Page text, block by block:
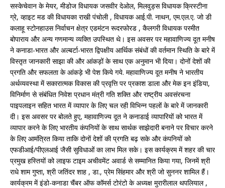
सस्केचेवान के मेयर, मीडोज विधायक जसवीर देओल, मिलवुड्स विधायक क्रिस्टीना
ग्रे, व्हाइट मड की विधायका राखी पंचोली , विधायक आई.पी. नाथन, एम.एल.ए. जो डी
कलाहू स्टोनहाउस निर्वाचन क्षेत्र एडमंटन रूदरफोरड , कैलगरी विधायक परमीत
बोपाराय और अन्य गणमान्य व्यक्ति उपस्थित थे। इस अवसर पर महावाणिज्य दूत मनीष
ने कनाडा-भारत और अल्बर्टा-भारत द्विपक्षीय आर्थिक संबंधों की वर्तमान स्थिति के बारे में
विस्तृत जानकारी साझा की और आंकड़ों के साथ एक अनुमान भी दिया। दोनों देशों की
प्रगति और सफलता के आंकड़े भी पेश किये गये. महावाणिज्य दूत मनीष ने भारतीय
अर्थव्यवस्था में सकारात्मक विकास की प्रवृत्ति पर प्रकाश डाला और मेक इन इंडिया,
विनिर्माण से संबंधित निवेश प्रधान मंत्री गति शक्ति और राष्ट्रीय अवसंरचना
पाइपलाइन सहित भारत में व्यापार के लिए चल रही विभिन्न पहलों के बारे में जानकारी
दी। इस अवसर पर बोलते हुए, महावाणिज्य दूत ने कनाडाई व्यापारियों को भारत में
व्यापार करने के लिए भारतीय कंपनियों के साथ सार्थक साझेदारी बनाने पर विचार करने
के लिए आमंत्रित किया ताकि दोनों देशों की प्रगति बढ़ सके और कंपनियों को
एफडीआई/पीएलआई जैसी सुविधाओं का लाभ मिल सके। इस कार्यक्रम में शहर की चार
प्रमुख हस्तियों को लाइफ टाइम अचीवमेंट अवार्ड से सम्मानित किया गया, जिनमें श्री
राधे शाम गुप्ता, श्री जतिंदर शाह , डा., प्रेम सिंहमार और श्री जो सुननर शामिल हैं।
कार्यक्रम में इंडो-कनाडा चैंबर ऑफ कॉमर्स टोरंटो के अध्यक्ष मुरारीलाल थपलियाल ,